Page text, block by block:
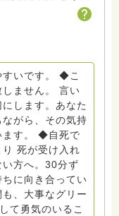
ア、希死念慮、自
DV、トラウマ、
記、行政相談
としても、ケア
運営 毎月 第１
ご協力をよろしく
』 ビハーラ和歌
すいです。 ◆こ
ません。 言い
します。あなた
がら、その気持
ます。 ◆自死で
死が受け入れ
い方へ。30分ず
に向き合ってい
、大事なグリー
て勇気のいるこ